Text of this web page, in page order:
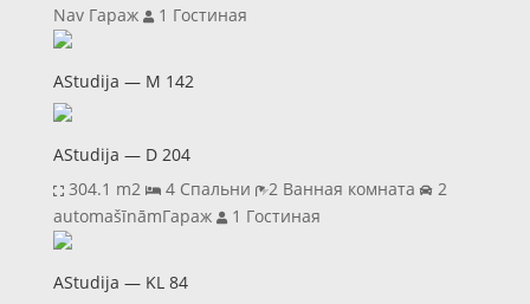
Nav Гараж
1 Гостиная
AStudija — M 142
AStudija — D 204
304.1 m2
4 Спальни 2 Ванная комната 2
automašīnāmГараж
1 Гостиная
AStudija — KL 84